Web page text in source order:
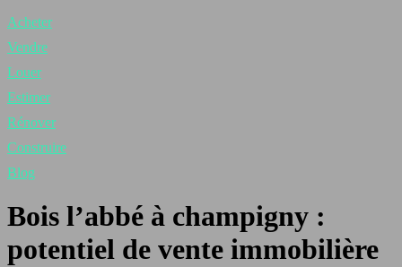
Acheter
Vendre
Louer
Estimer
Rénover
Construire
Blog
Bois l’abbé à champigny :
potentiel de vente immobilière